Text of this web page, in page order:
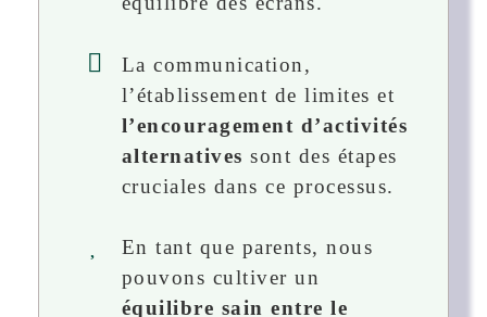
La communication,
l’établissement de limites et
l’encouragement d’activités
alternatives sont des étapes
cruciales dans ce processus.
En tant que parents, nous
pouvons cultiver un
équilibre sain entre le